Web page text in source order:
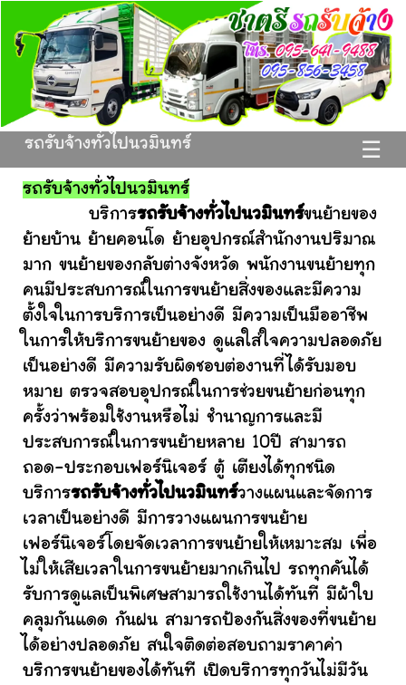
☰
รถรับจ้างทั่วไปนวมินทร์
รถรับจ้างทั่วไปนวมินทร์
บริการรถรับจ้างทั่วไปนวมินทร์ขนย้ายของ
ย้ายบ้าน ย้ายคอนโด ย้ายอุปกรณ์สำนักงานปริมาณ
มาก ขนย้ายของกลับต่างจังหวัด พนักงานขนย้ายทุก
คนมีประสบการณ์ในการขนย้ายสิ่งของและมีความ
ตั้งใจในการบริการเป็นอย่างดี มีความเป็นมืออาชีพ
ในการให้บริการขนย้ายของ ดูแลใส่ใจความปลอดภัย
เป็นอย่างดี มีความรับผิดชอบต่องานที่ได้รับมอบ
หมาย ตรวจสอบอุปกรณ์ในการช่วยขนย้ายก่อนทุก
ครั้งว่าพร้อมใช้งานหรือไม่ ชำนาญการและมี
ประสบการณ์ในการขนย้ายหลาย 10ปี สามารถ
ถอด-ประกอบเฟอร์นิเจอร์ ตู้ เตียงได้ทุกชนิด
บริการรถรับจ้างทั่วไปนวมินทร์วางแผนและจัดการ
เวลาเป็นอย่างดี มีการวางแผนการขนย้าย
เฟอร์นิเจอร์โดยจัดเวลาการขนย้ายให้เหมาะสม เพื่อ
ไม่ให้เสียเวลาในการขนย้ายมากเกินไป รถทุกคันได้
รับการดูแลเป็นพิเศษสามารถใช้งานได้ทันที มีผ้าใบ
คลุมกันแดด กันฝน สามารถป้องกันสิ่งของที่ขนย้าย
ได้อย่างปลอดภัย สนใจติดต่อสอบถามราคาค่า
บริการขนย้ายของได้ทันที เปิดบริการทุกวันไม่มีวัน